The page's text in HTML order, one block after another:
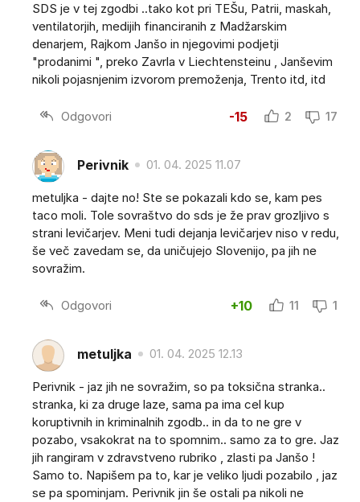
SDS je v tej zgodbi ..tako kot pri TEŠu, Patrii, maskah,
ventilatorjih, medijih financiranih z Madžarskim
denarjem, Rajkom Janšo in njegovimi podjetji
"prodanimi ", preko Zavrla v Liechtensteinu , Janševim
nikoli pojasnjenim izvorom premoženja, Trento itd, itd
Odgovori -15 2 17
Perivnik 01. 04. 2025 11.07
metuljka - dajte no! Ste se pokazali kdo se, kam pes
taco moli. Tole sovraštvo do sds je že prav grozljivo s
strani levičarjev. Meni tudi dejanja levičarjev niso v redu,
še več zavedam se, da uničujejo Slovenijo, pa jih ne
sovražim.
Odgovori +10 11 1
metuljka 01. 04. 2025 12.13
Perivnik - jaz jih ne sovražim, so pa toksična stranka..
stranka, ki za druge laze, sama pa ima cel kup
koruptivnih in kriminalnih zgodb.. in da to ne gre v
pozabo, vsakokrat na to spomnim.. samo za to gre. Jaz
jih rangiram v zdravstveno rubriko , zlasti pa Janšo !
Samo to. Napišem pa to, kar je veliko ljudi pozabilo , jaz
se pa spominjam. Perivnik jin še ostali pa nikoli ne